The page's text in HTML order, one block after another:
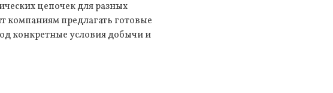
цепочек для разных
компаниям предлагать готовые
конкретные условия добычи и